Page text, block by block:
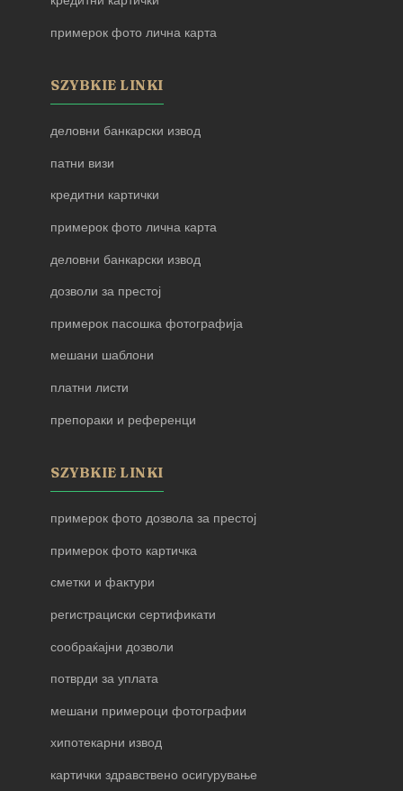
примерок фото лична карта
SZYBKIE LINKI
деловни банкарски извод
патни визи
кредитни картички
примерок фото лична карта
деловни банкарски извод
дозволи за престој
примерок пасошка фотографија
мешани шаблони
платни листи
препораки и референци
SZYBKIE LINKI
примерок фото дозвола за престој
примерок фото картичка
сметки и фактури
регистрациски сертификати
сообраќајни дозволи
потврди за уплата
мешани примероци фотографии
хипотекарни извод
картички здравствено осигурување